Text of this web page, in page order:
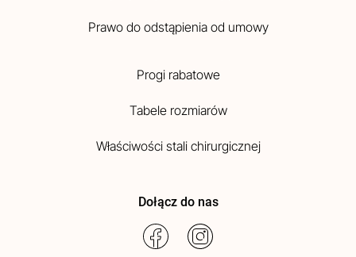
Prawo do odstąpienia od umowy
Progi rabatowe
Tabele rozmiarów
Właściwości stali chirurgicznej
Dołącz do nas